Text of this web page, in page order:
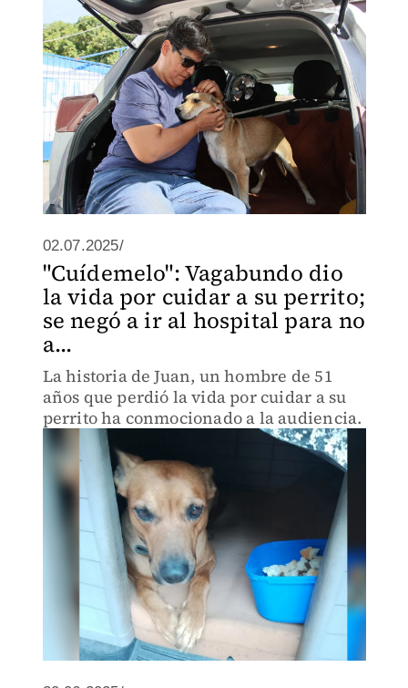
02.07.2025/
"Cuídemelo": Vagabundo dio
la vida por cuidar a su perrito;
se negó a ir al hospital para no
a...
La historia de Juan, un hombre de 51
años que perdió la vida por cuidar a su
perrito ha conmocionado a la audiencia.